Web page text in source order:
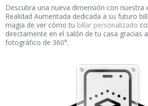
Descubra una nueva dimensión con nuestra
Realidad Aumentada dedicada a su futuro
magia de ver cómo tu billar personalizado
directamente en el salón de tu casa gracias
fotográfico de 360°.